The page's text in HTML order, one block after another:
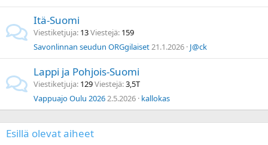
Itä-Suomi
Viestiketjuja 13Viestejä 159
Savonlinnan seudun ORGgilaiset21.1.2026 J@ck
Lappi ja Pohjois-Suomi
Viestiketjuja 129Viestejä 3,5T
Vappuajo Oulu 20262.5.2026 kallokas
Esillä olevat aiheet